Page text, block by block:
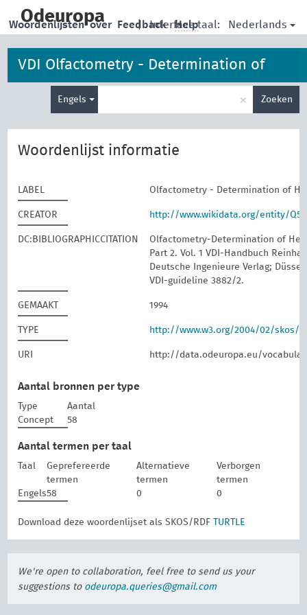
main
Odeuropa | Interface taal: Nederlands
Woordenlijsten over Feedback Help
VDI Olfactometry - Determination of
Hedonic Odour Tone
Engels × Zoeken
Woordenlijst informatie
LABEL Olfactometry - Determination of
CREATOR http://www.wikidata.org/entity/
DC:BIBLIOGRAPHICCITATION
Olfactometry-Determination of
Part 2. Vol. 1 VDI-Handbuch
Deutsche Ingenieure Verlag;
VDI-guideline 3882/2.
GEMAAKT 1994
TYPE http://www.w3.org/2004/02/skos/
URI http://data.odeuropa.eu/
Aantal bronnen per type
Type
Aantal
Concept
58
Aantal termen per taal
Taal
Geprefereerde
termen
Alternatieve
termen
Verborgen
termen
Engels58 0 0
Download deze woordenlijset als SKOS/RDF TURTLE
We're open to collaboration, feel free to send us your
suggestions to odeuropa.queries@gmail.com